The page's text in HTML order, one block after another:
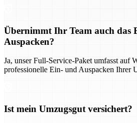
Übernimmt Ihr Team auch das
Auspacken?
Ja, unser Full-Service-Paket umfasst auf
professionelle Ein- und Auspacken Ihrer
Ist mein Umzugsgut versichert?